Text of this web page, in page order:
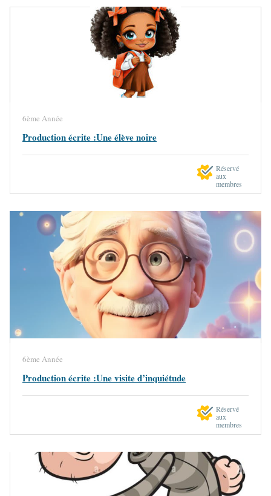
6ème Année
Production écrite :Une élève noire
Réservé
aux
membres
6ème Année
Production écrite :Une visite d’inquiétude
Réservé
aux
membres